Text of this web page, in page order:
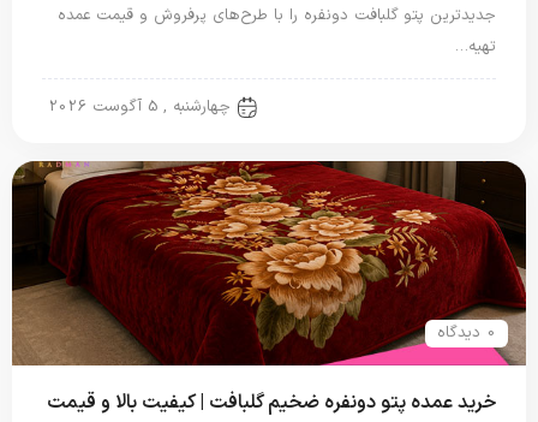
جدیدترین پتو گلبافت دونفره را با طرح‌های پرفروش و قیمت عمده
تهیه…
چهارشنبه , 5 آگوست 2026
0 دیدگاه
خرید عمده پتو دونفره ضخیم گلبافت | کیفیت بالا و قیمت